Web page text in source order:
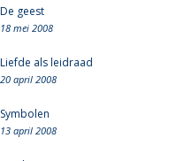
De geest
18 mei 2008
Liefde als leidraad
20 april 2008
Symbolen
13 april 2008